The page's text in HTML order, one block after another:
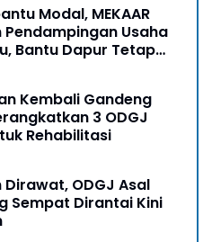
Modal, MEKAAR
Usaha
Bantu Dapur Tetap
Kembali Gandeng
3 ODGJ
Rehabilitasi
Dirawat, ODGJ Asal
Sempat Dirantai Kini